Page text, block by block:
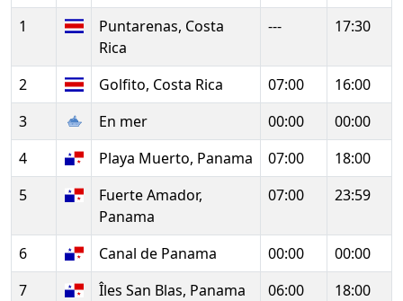
1
Puntarenas, Costa
Rica
--- 17:30
2 Golfito, Costa Rica 07:00
16:00
3
En mer 00:00
00:00
4
Playa Muerto, Panama 07:00
18:00
5
Fuerte Amador,
Panama
07:00 23:59
6 Canal de Panama 00:00
00:00
7
Îles San Blas, Panama 06:00
18:00